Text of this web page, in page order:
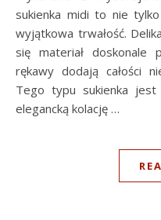
sukienka midi to nie
wyjątkowa trwałość.
się materiał doskonale
rękawy dodają całości
Tego typu sukienka
elegancką kolację …